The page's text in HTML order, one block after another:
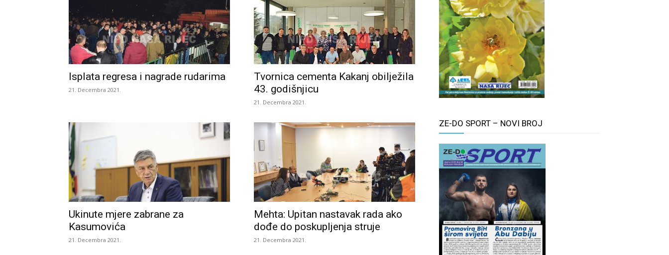
Isplata regresa i nagrade rudarima
21. Decembra 2021.
Tvornica cementa Kakanj obilježila
43. godišnjicu
21. Decembra 2021.
Ukinute mjere zabrane za
Kasumovića
21. Decembra 2021.
Mehta: Upitan nastavak rada ako
dođe do poskupljenja struje
21. Decembra 2021.
ZE-DO SPORT – NOVI BROJ